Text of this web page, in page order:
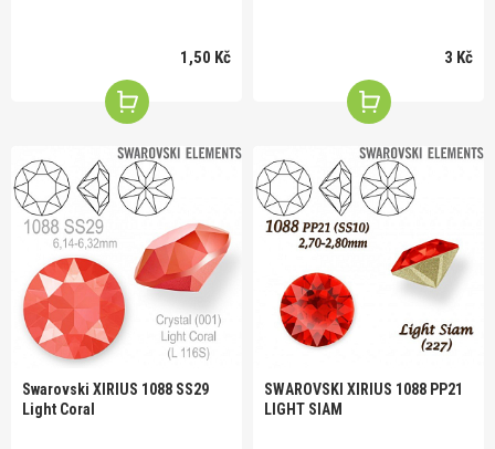
1,50 Kč 3 Kč
Swarovski XIRIUS 1088 SS29
Light Coral
SWAROVSKI XIRIUS 1088 PP21
LIGHT SIAM